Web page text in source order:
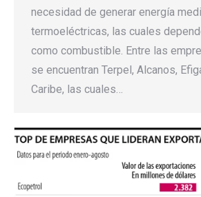
necesidad de generar energía
termoeléctricas, las cuales
como combustible. Entre las
se encuentran Terpel, Alcanos,
Caribe, las cuales…